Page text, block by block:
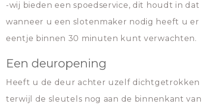
-wij bieden een spoedservice, dit houdt in dat
wanneer u een slotenmaker nodig heeft u er
eentje binnen 30 minuten kunt verwachten.
Een deuropening
Heeft u de deur achter uzelf dichtgetrokken
terwijl de sleutels nog aan de binnenkant van